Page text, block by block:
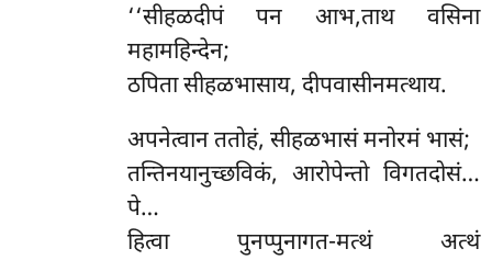
‘‘सीहळदीपं पन आभ,ताथ वसिना
महामहिन्देन;
ठपिता सीहळभासाय, दीपवासीनमत्थाय.
अपनेत्वान ततोहं, सीहळभासं मनोरमं भासं;
तन्तिनयानुच्छविकं, आरोपेन्तो विगतदोसं…
पे…
हित्वा पुनप्पुनागत-मत्थं अत्थं